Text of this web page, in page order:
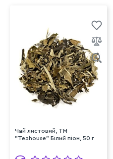
Чай листовий, ТМ
"Teahouse" Білий піон, 50 г